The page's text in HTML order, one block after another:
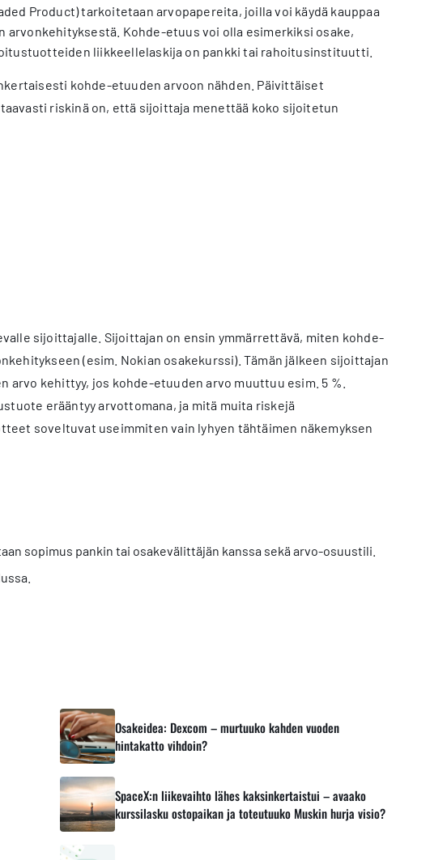
Product) tarkoitetaan arvopapereita, joilla voi käydä kauppaa
Kohde-etuus voi olla esimerkiksi osake,
liikkeellelaskija on pankki tai rahoitusinstituutti.
kohde-etuuden arvoon nähden. Päivittäiset
riskinä on, että sijoittaja menettää koko sijoitetun
sijoittajalle. Sijoittajan on ensin ymmärrettävä, miten kohde-
(esim. Nokian osakekurssi). Tämän jälkeen sijoittajan
kehittyy, jos kohde-etuuden arvo muuttuu esim. 5 %.
erääntyy arvottomana, ja mitä muita riskejä
soveltuvat useimmiten vain lyhyen tähtäimen näkemyksen
sopimus pankin tai osakevälittäjän kanssa sekä arvo-osuustili.
Osakeidea: Dexcom – murtuuko kahden vuoden
hintakatto vihdoin?
SpaceX:n liikevaihto lähes kaksinkertaistui – avaako
kurssilasku ostopaikan ja toteutuuko Muskin hurja visio?